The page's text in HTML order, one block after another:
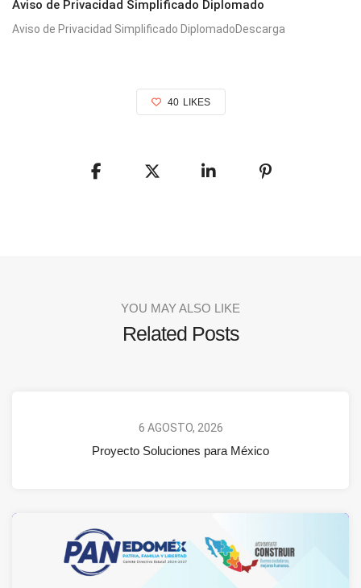
Aviso de Privacidad Simplificado Diplomado
Aviso de Privacidad Simplificado DiplomadoDescarga
40 LIKES
YOU MAY ALSO LIKE
Related Posts
6 AGOSTO, 2026
Proyecto Soluciones para México